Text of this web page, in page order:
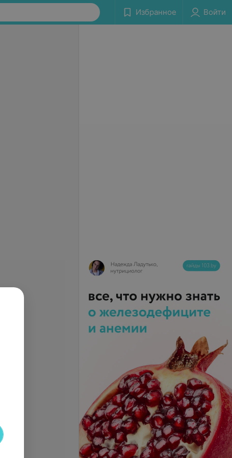
Избранное Войти
безаммиачное
Окрашивание безаммиачное
очень длинных волос
от 85 руб.